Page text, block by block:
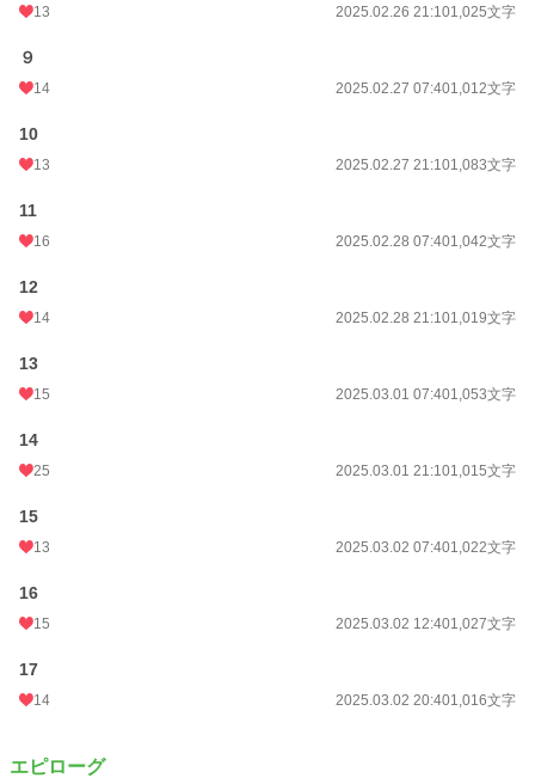
13 2025.02.26 21:101,025文字
９
14 2025.02.27 07:401,012文字
10
13 2025.02.27 21:101,083文字
11
16 2025.02.28 07:401,042文字
12
14 2025.02.28 21:101,019文字
13
15 2025.03.01 07:401,053文字
14
25 2025.03.01 21:101,015文字
15
13 2025.03.02 07:401,022文字
16
15 2025.03.02 12:401,027文字
17
14 2025.03.02 20:401,016文字
エピローグ